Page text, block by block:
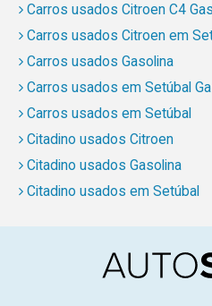
Carros usados Citroen C4
Carros usados Citroen em
Carros usados Gasolina
Carros usados em Setúbal
Carros usados em Setúbal
Citadino usados Citroen
Citadino usados Gasolina
Citadino usados em Setúbal